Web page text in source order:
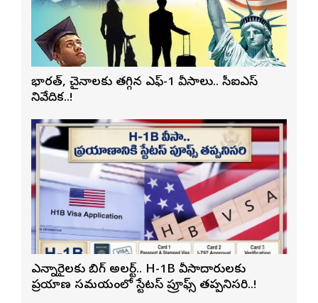
భారత్, చైనాలకు తగ్గిన ఎఫ్-1 వీసాలు.. సీఐఎస్
నివేదిక..!
ఎన్నారైలకు బిగ్ అలర్ట్.. H-1B వీసాదారులకు
ప్రయాణ సమయంలో స్టేటస్ ప్రూఫ్స్ తప్పనిసరి..!